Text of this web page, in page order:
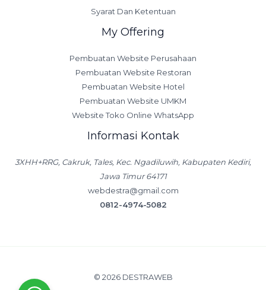
Syarat Dan Ketentuan
My Offering
Pembuatan Website Perusahaan
Pembuatan Website Restoran
Pembuatan Website Hotel
Pembuatan Website UMKM
Website Toko Online WhatsApp
Informasi Kontak
3XHH+RRG, Cakruk, Tales, Kec. Ngadiluwih, Kabupaten Kediri,
Jawa Timur 64171
webdestra@gmail.com
0812-4974-5082
© 2026 DESTRAWEB